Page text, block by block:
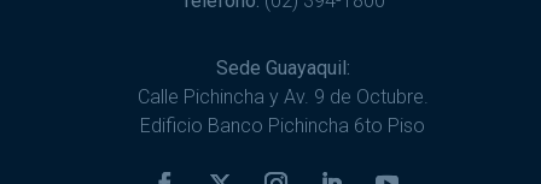
Sede Guayaquil:
Calle Pichincha y Av. 9 de Octubre.
Edificio Banco Pichincha 6to Piso